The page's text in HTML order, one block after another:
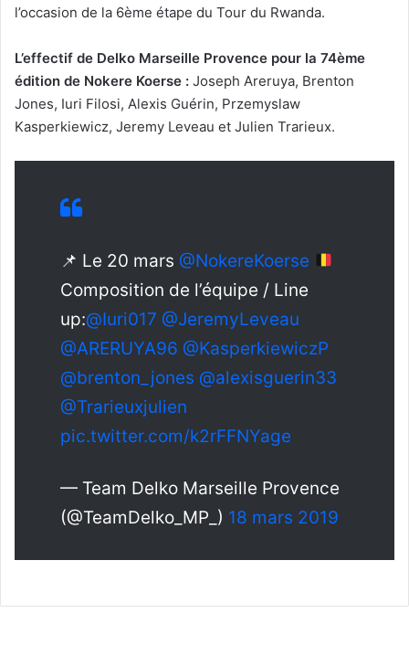
l’occasion de la 6ème étape du Tour du Rwanda.
L’effectif de Delko Marseille Provence pour la 74ème
édition de Nokere Koerse : Joseph Areruya, Brenton
Jones, Iuri Filosi, Alexis Guérin, Przemyslaw
Kasperkiewicz, Jeremy Leveau et Julien Trarieux.
📌 Le 20 mars @NokereKoerse
Composition de l’équipe / Line
up:@Iuri017 @JeremyLeveau
@ARERUYA96 @KasperkiewiczP
@brenton_jones @alexisguerin33
@Trarieuxjulien
pic.twitter.com/k2rFFNYage
— Team Delko Marseille Provence
(@TeamDelko_MP_) 18 mars 2019